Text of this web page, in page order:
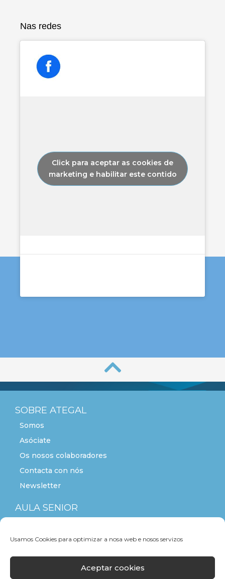
Usamos Cookies para optimizar a nosa web e nosos servizos
Aceptar cookies
Nas redes
Click para aceptar as cookies de
marketing e habilitar este contido
SOBRE ATEGAL
Somos
Asóciate
Os nosos colaboradores
Contacta con nós
Newsletter
AULA SENIOR